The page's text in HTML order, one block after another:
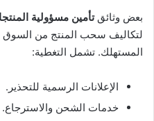
بعض وثائقتأمين مسؤولية
لتكاليف سحب المنتج من السوق
المستهلك. تشمل التغطية:
الإعلانات الرسمية للتحذير.
خدمات الشحن والاسترجاع.